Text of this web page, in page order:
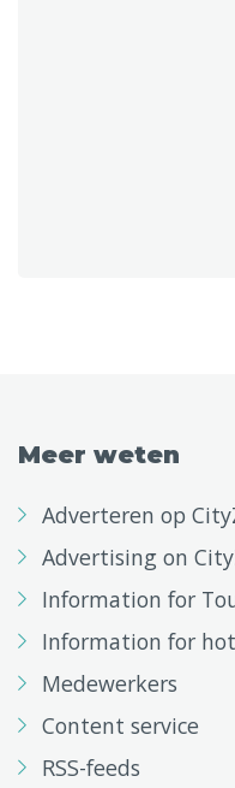
Meer weten
Adverteren op
Advertising on
Information for
Information for
Medewerkers
Content service
RSS-feeds